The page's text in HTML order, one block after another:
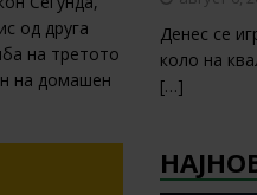
од друга
на третото
на домашен
Денес се
коло на
[…]